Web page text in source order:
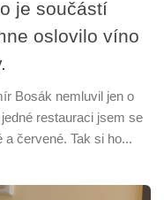
je součástí
oslovilo víno
Bosák nemluvil jen o
restauraci jsem se
červené. Tak si ho...